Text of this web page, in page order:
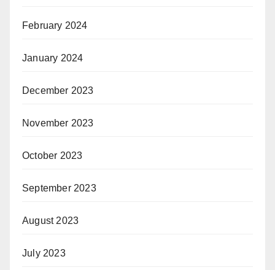
February 2024
January 2024
December 2023
November 2023
October 2023
September 2023
August 2023
July 2023